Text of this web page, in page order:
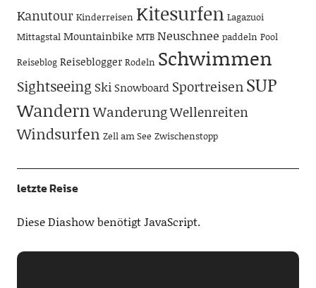
Kanutour Kinderreisen Kitesurfen Lagazuoi
Mittagstal Mountainbike MTB Neuschnee paddeln Pool
Reiseblog Reiseblogger Rodeln Schwimmen
Sightseeing SkiSnowboard SportreisenSUP
WandernWanderungWellenreiten
Windsurfen Zell am See Zwischenstopp
letzte Reise
Diese Diashow benötigt JavaScript.